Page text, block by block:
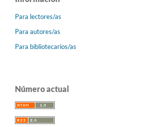
Para lectores/as
Para autores/as
Para bibliotecarios/as
Número actual